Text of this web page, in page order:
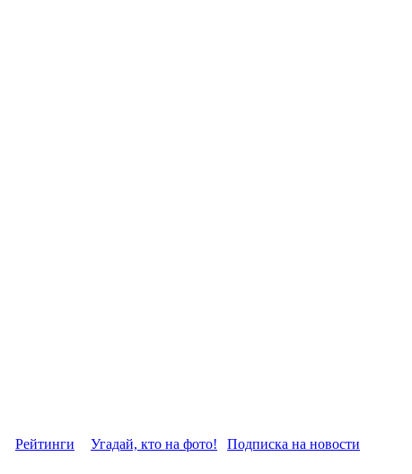
Рейтинги Угадай, кто на фото! Подписка на новости